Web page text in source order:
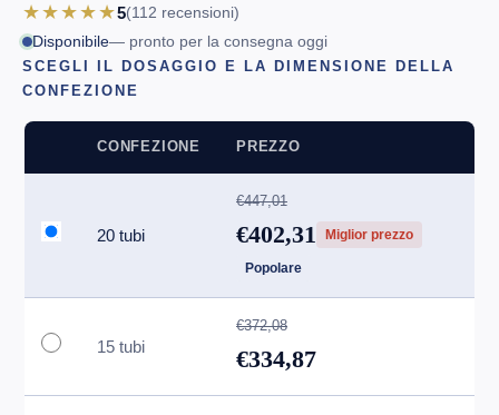
★★★★★5(112 recensioni)
Disponibile— pronto per la consegna oggi
SCEGLI IL DOSAGGIO E LA DIMENSIONE DELLA
CONFEZIONE
CONFEZIONE PREZZO
20 tubi
€447,01
€402,31 Miglior prezzo
Popolare
15 tubi
€372,08
€334,87